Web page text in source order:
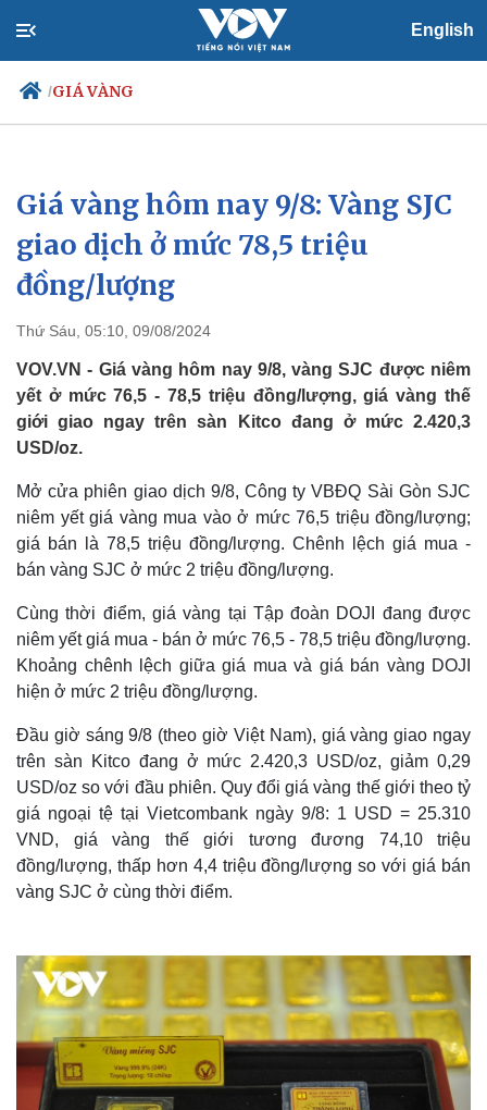
English
/GIÁ VÀNG
Chính trị
Đảng
Tổ chức nhân sự
Quốc hội
Nhận diện sự thật
Xã hội
Tin 24h
Dự báo thời tiết
Giá vàng hôm nay 9/8: Vàng SJC
giao dịch ở mức 78,5 triệu
đồng/lượng
Thứ Sáu, 05:10, 09/08/2024
VOV.VN - Giá vàng hôm nay 9/8, vàng SJC được niêm
yết ở mức 76,5 - 78,5 triệu đồng/lượng, giá vàng thế
giới giao ngay trên sàn Kitco đang ở mức 2.420,3
USD/oz.
Mở cửa phiên giao dịch 9/8, Công ty VBĐQ Sài Gòn SJC
niêm yết giá vàng mua vào ở mức 76,5 triệu đồng/lượng;
giá bán là 78,5 triệu đồng/lượng. Chênh lệch giá mua -
bán vàng SJC ở mức 2 triệu đồng/lượng.
Cùng thời điểm, giá vàng tại Tập đoàn DOJI đang được
niêm yết giá mua - bán ở mức 76,5 - 78,5 triệu đồng/lượng.
Khoảng chênh lệch giữa giá mua và giá bán vàng DOJI
hiện ở mức 2 triệu đồng/lượng.
Đầu giờ sáng 9/8 (theo giờ Việt Nam), giá vàng giao ngay
trên sàn Kitco đang ở mức 2.420,3 USD/oz, giảm 0,29
USD/oz so với đầu phiên. Quy đổi giá vàng thế giới theo tỷ
giá ngoại tệ tại Vietcombank ngày 9/8: 1 USD = 25.310
VND, giá vàng thế giới tương đương 74,10 triệu
đồng/lượng, thấp hơn 4,4 triệu đồng/lượng so với giá bán
vàng SJC ở cùng thời điểm.